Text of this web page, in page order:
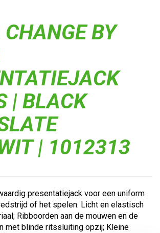
BY
| BLACK
| 1012313
presentatiejack voor een uniform
of het spelen. Licht en elastisch
Ribboorden aan de mouwen en de
met blinde ritssluiting opzij; Kleine